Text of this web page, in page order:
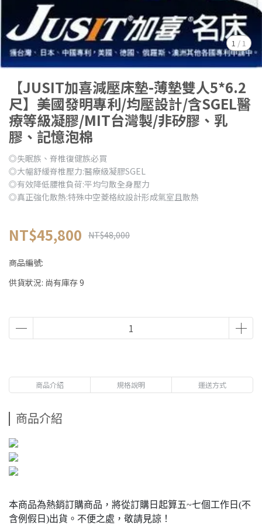
1 /1
【JUSIT加喜減壓床墊-薄墊雙人5*6.2
尺】美國發明專利/均壓設計/含SGEL醫
療等級凝膠/MIT台灣製/非矽膠、乳
膠、記憶泡棉
◎失眠族、脊椎復健族必買
◎大幅舒緩脊椎壓力:醫療級凝膠SGEL
◎有效降低腰椎負荷:平均勻散全身壓力
◎真正強化散熱:特殊中空菱格紋設計形成氣室且散熱
NT$45,800 NT$48,000
商品編號:
供貨狀況: 尚有庫存 9
商品介紹 規格說明 運送方式
商品介紹
本商品為熱銷訂購商品，將從訂購日起算五~七個工作日(不
含例假日)出貨。不便之處，敬請見諒！